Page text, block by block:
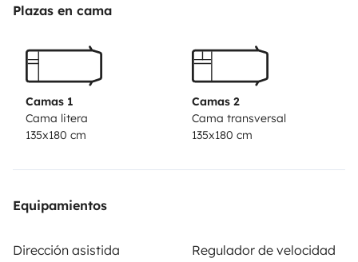
Mas fotos detalladas en el instagram: @kps.vans
Plazas en cama
Camas 1
Cama litera
135x180 cm
Camas 2
Cama transversal
135x180 cm
Equipamientos
Dirección asistida
Regulador de velocidad